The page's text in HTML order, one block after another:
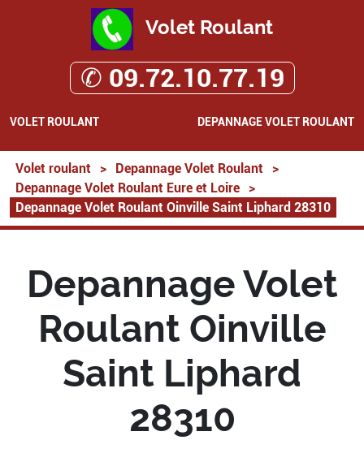
Volet Roulant
✆ 09.72.10.77.19
VOLET ROULANT DEPANNAGE VOLET ROULANT
Volet roulant > Depannage Volet Roulant
>
Depannage Volet Roulant Eure et Loire
>
Depannage Volet Roulant Oinville Saint Liphard 28310
Depannage Volet
Roulant Oinville
Saint Liphard
28310